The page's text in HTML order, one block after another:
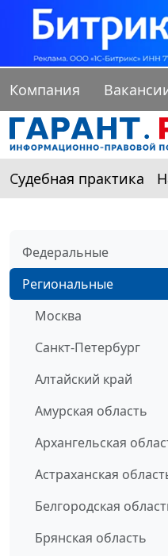
Компания
Судебная практика
Федеральные
Региональные
Москва
Санкт-Петербург
Алтайский край
Амурская область
Архангельская
Астраханская
Белгородская
Брянская область